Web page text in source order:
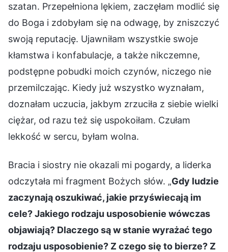
szatan. Przepełniona lękiem, zaczęłam modlić się
do Boga i zdobyłam się na odwagę, by zniszczyć
swoją reputację. Ujawniłam wszystkie swoje
kłamstwa i konfabulacje, a także nikczemne,
podstępne pobudki moich czynów, niczego nie
przemilczając. Kiedy już wszystko wyznałam,
doznałam uczucia, jakbym zrzuciła z siebie wielki
ciężar, od razu też się uspokoiłam. Czułam
lekkość w sercu, byłam wolna.
Bracia i siostry nie okazali mi pogardy, a liderka
odczytała mi fragment Bożych słów. „Gdy ludzie
zaczynają oszukiwać, jakie przyświecają im
cele? Jakiego rodzaju usposobienie wówczas
objawiają? Dlaczego są w stanie wyrażać tego
rodzaju usposobienie? Z czego się to bierze? Z